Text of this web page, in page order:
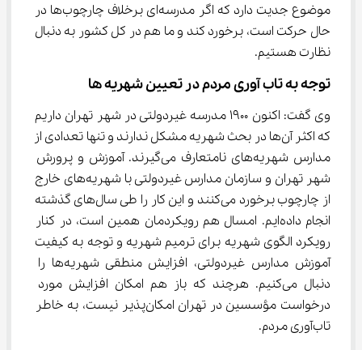
موضوع جدیت دارد که اگر مدرسه‌ای برخلاف چارچوب‌ها در
حال حرکت است، برخورد کند و ما هم در کل کشور به دنبال
نظارت هستیم.
توجه به تاب آوری مردم در تعیین شهریه ها
وی گفت: اکنون 1900 مدرسه غیردولتی در شهر تهران داریم
که اکثر آن‌ها در بحث شهریه مشکل ندارند و تنها تعدادی از
مدارس شهریه‌های نامتعارف می‌گیرند. آموزش و پرورش
شهر تهران و سازمان مدارس غیردولتی با شهریه‌های خارج
از چارچوب برخورد می‌کنند و این کار را طی سال‌های گذشته
انجام داده‌ایم. امسال هم رویکردمان همین است، در کنار
رویکرد الگوی شهریه برای ترمیم شهریه و توجه به کیفیت
آموزش مدارس غیردولتی، افزایش منطقی شهریه‌ها را
دنبال می‌کنیم. هرچند که باز هم امکان افزایش مورد
درخواست مؤسسین در تهران امکان‌پذیر نیست، به خاطر
تاب‌آوری مردم.